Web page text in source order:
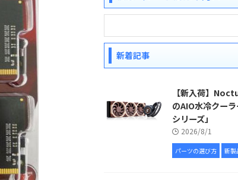
新着記事
【新入荷】
のAIO水冷クー
シリーズ」
2026/8/1
パーツの選び方 新製